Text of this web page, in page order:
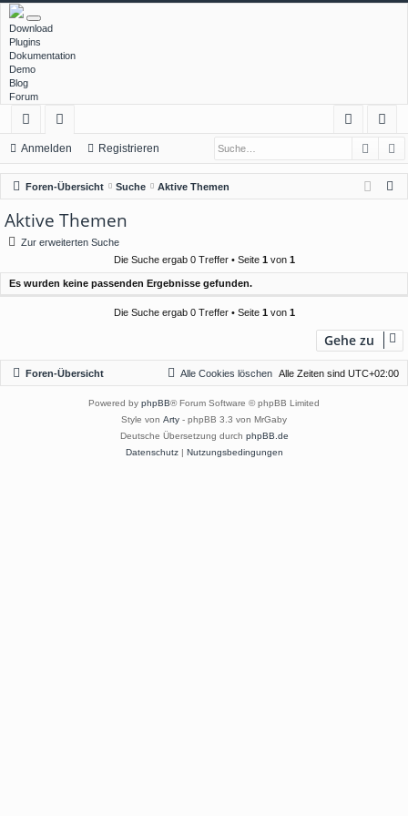
Download
Plugins
Dokumentation
Demo
Blog
Forum
ch
ne
llz
ug
f
or
en
m
el
ist
rie
Anmelden Registrieren
Foren-Übersicht Suche Aktive Themen
Aktive Themen
Zur erweiterten Suche
Die Suche ergab 0 Treffer • Seite 1von 1
Es wurden keine passenden Ergebnisse gefunden.
Die Suche ergab 0 Treffer • Seite 1von 1
Gehe zu
Foren-Übersicht Alle Zeiten sind UTC+02:00
Alle Cookies löschen
Powered by phpBB® Forum Software © phpBB Limited
Style von Arty - phpBB 3.3 von MrGaby
Deutsche Übersetzung durch phpBB.de
Datenschutz| Nutzungsbedingungen